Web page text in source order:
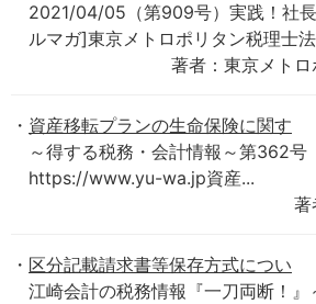
2021/04/05（第909号）実践！社
ルマガ]東京メトロポリタン税理士
著者：東京メト
資産移転プランの生命保険に関す
～得する税務・会計情報～第362号
https://www.yu-wa.jp資産...
著
区分記載請求書等保存方式につい
江崎会計の税務情報『一刀両断！』